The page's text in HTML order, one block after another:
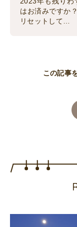
はお済みですか
リセットして…
この記事